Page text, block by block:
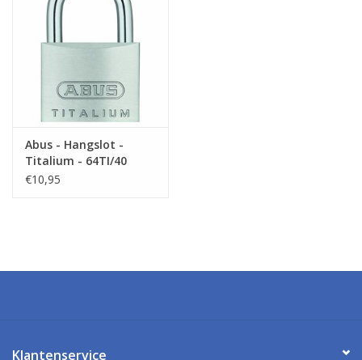
Abus - Hangslot -
Titalium - 64TI/40
€10,95
Klantenservice